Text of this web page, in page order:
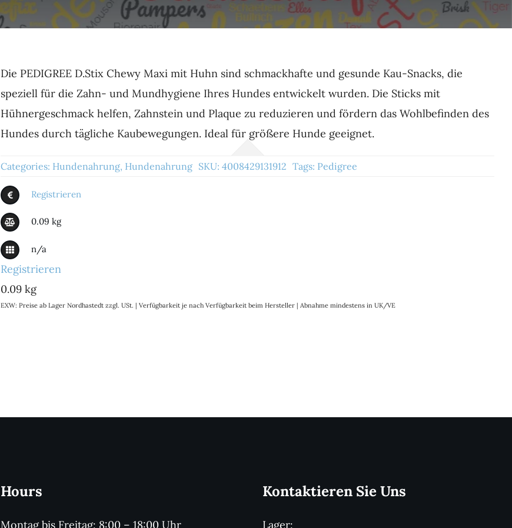
Die PEDIGREE D.Stix Chewy Maxi mit Huhn sind schmackhafte und gesunde Kau-Snacks, die
speziell für die Zahn- und Mundhygiene Ihres Hundes entwickelt wurden. Die Sticks mit
Hühnergeschmack helfen, Zahnstein und Plaque zu reduzieren und fördern das Wohlbefinden des
Hundes durch tägliche Kaubewegungen. Ideal für größere Hunde geeignet.
Categories: Hundenahrung, Hundenahrung SKU:4008429131912 Tags: Pedigree
Registrieren
0.09 kg
n/a
Registrieren
0.09 kg
EXW: Preise ab Lager Nordhastedt zzgl. USt. | Verfügbarkeit je nach Verfügbarkeit beim Hersteller | Abnahme mindestens in UK/VE
Hours
Montag bis Freitag: 8:00 – 18:00 Uhr
Kontaktieren Sie Uns
Lager: